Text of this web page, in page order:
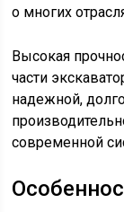
о многих
Высокая
части
надежной,
современной